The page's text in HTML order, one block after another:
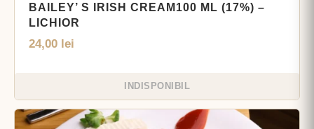
BAILEY’ S IRISH CREAM100 ML (17%) –
LICHIOR
24,00 lei
INDISPONIBIL